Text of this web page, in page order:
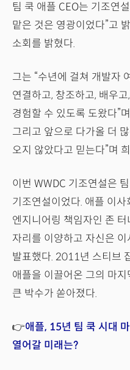
팀 쿡 애플 CEO는 기조연
맡은 것은 영광이었다”고
소회를 밝혔다.
그는 “수년에 걸쳐 개발자
연결하고, 창조하고, 배우
경험할 수 있도록 도왔다”
그리고 앞으로 다가올 더
오지 않았다고 믿는다”며
이번 WWDC 기조연설은
기조연설이었다. 애플 이
엔지니어링 책임자인 존
자리를 이양하고 자신은
발표했다. 2011년 스티브
애플을 이끌어온 그의 마
큰 박수가 쏟아졌다.
👉애플, 15년 팀 쿡 시대
열어갈 미래는?